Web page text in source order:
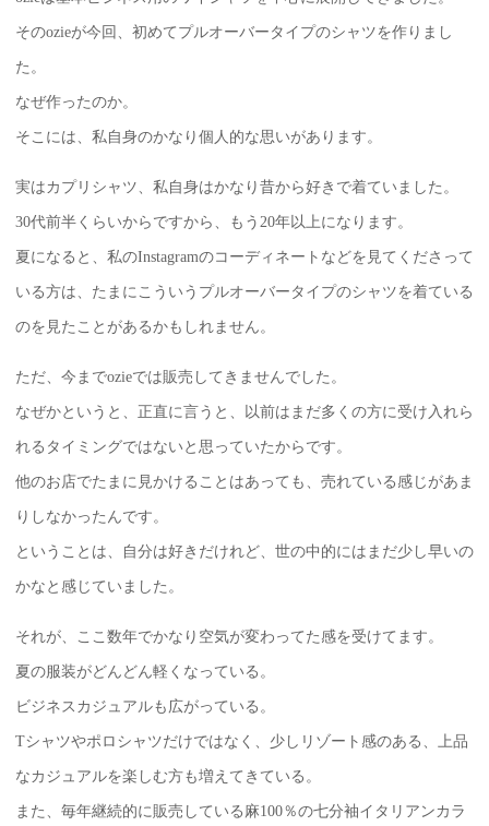
そのozieが今回、初めてプルオーバータイプのシャツを作りまし
た。
なぜ作ったのか。
そこには、私自身のかなり個人的な思いがあります。
実はカプリシャツ、私自身はかなり昔から好きで着ていました。
30代前半くらいからですから、もう20年以上になります。
夏になると、私のInstagramのコーディネートなどを見てくださって
いる方は、たまにこういうプルオーバータイプのシャツを着ている
のを見たことがあるかもしれません。
ただ、今までozieでは販売してきませんでした。
なぜかというと、正直に言うと、以前はまだ多くの方に受け入れら
れるタイミングではないと思っていたからです。
他のお店でたまに見かけることはあっても、売れている感じがあま
りしなかったんです。
ということは、自分は好きだけれど、世の中的にはまだ少し早いの
かなと感じていました。
それが、ここ数年でかなり空気が変わってた感を受けてます。
夏の服装がどんどん軽くなっている。
ビジネスカジュアルも広がっている。
Tシャツやポロシャツだけではなく、少しリゾート感のある、上品
なカジュアルを楽しむ方も増えてきている。
また、毎年継続的に販売している麻100％の七分袖イタリアンカラ